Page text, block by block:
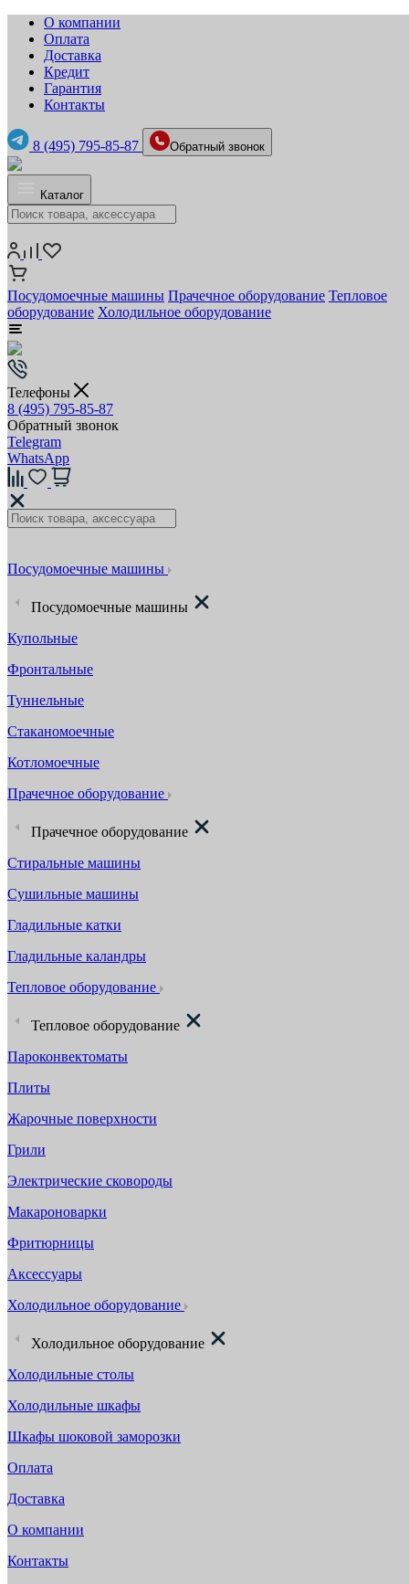
О компании
Оплата
Доставка
Кредит
Гарантия
Контакты
8 (495) 795-85-87 Обратный звонок
Каталог
Посудомоечные машины Прачечное оборудование Тепловое
оборудование Холодильное оборудование
Телефоны
8 (495) 795-85-87
Обратный звонок
Telegram
WhatsApp
Посудомоечные машины
Посудомоечные машины
Купольные
Фронтальные
Туннельные
Стаканомоечные
Котломоечные
Прачечное оборудование
Прачечное оборудование
Стиральные машины
Сушильные машины
Гладильные катки
Гладильные каландры
Тепловое оборудование
Тепловое оборудование
Пароконвектоматы
Плиты
Жарочные поверхности
Грили
Электрические сковороды
Макароноварки
Фритюрницы
Аксессуары
Холодильное оборудование
Холодильное оборудование
Холодильные столы
Холодильные шкафы
Шкафы шоковой заморозки
Оплата
Доставка
О компании
Контакты